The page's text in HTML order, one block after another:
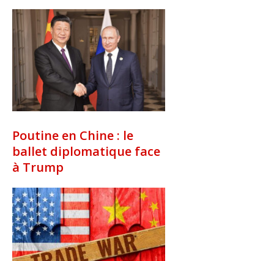
Poutine en Chine : le
ballet diplomatique face
à Trump